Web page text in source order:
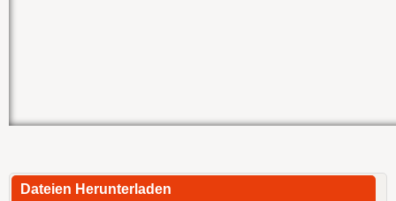
Dateien Herunterladen